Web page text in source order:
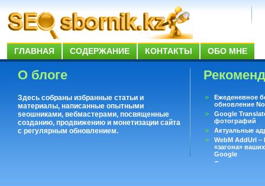
ГЛАВНАЯ СОДЕРЖАНИЕ КОНТАКТЫ ОБО МНЕ
О блоге
Здесь собраны избранные статьи и
материалы, написанные опытными
seoшниками, вебмастерами, посвященные
созданию, продвижению и монетизации сайта
с регулярным обновлением.
Ежеденевное
обновление
Google
фотографий
Актуальные
WebM AddUrl
«загона»
Google
Существует